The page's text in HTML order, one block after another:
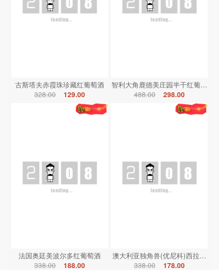
古斯塔夫赤霞珠珍藏红葡萄酒
328.00
129.00
智利大角鹿德美庄园半干红葡萄酒
488.00
298.00
法国奥廷美波尔多红葡萄酒
338.00
188.00
澳大利亚独角兽(优尼科)西拉红葡
338.00
178.00